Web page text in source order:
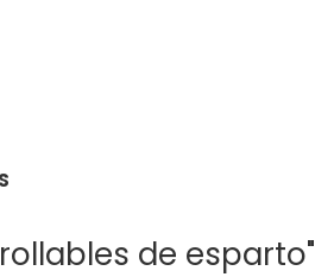
de esparto"